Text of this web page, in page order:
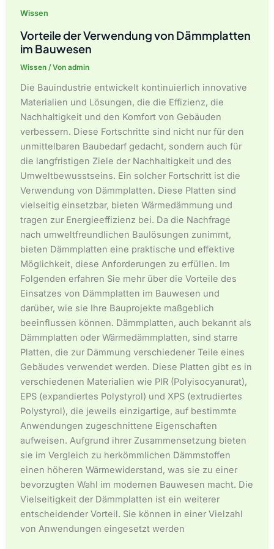
Wissen
Vorteile der Verwendung von Dämmplatten
im Bauwesen
Wissen / Vonadmin
Die Bauindustrie entwickelt kontinuierlich innovative
Materialien und Lösungen, die die Effizienz, die
Nachhaltigkeit und den Komfort von Gebäuden
verbessern. Diese Fortschritte sind nicht nur für den
unmittelbaren Baubedarf gedacht, sondern auch für
die langfristigen Ziele der Nachhaltigkeit und des
Umweltbewusstseins. Ein solcher Fortschritt ist die
Verwendung von Dämmplatten. Diese Platten sind
vielseitig einsetzbar, bieten Wärmedämmung und
tragen zur Energieeffizienz bei. Da die Nachfrage
nach umweltfreundlichen Baulösungen zunimmt,
bieten Dämmplatten eine praktische und effektive
Möglichkeit, diese Anforderungen zu erfüllen. Im
Folgenden erfahren Sie mehr über die Vorteile des
Einsatzes von Dämmplatten im Bauwesen und
darüber, wie sie Ihre Bauprojekte maßgeblich
beeinflussen können. Dämmplatten, auch bekannt als
Dämmplatten oder Wärmedämmplatten, sind starre
Platten, die zur Dämmung verschiedener Teile eines
Gebäudes verwendet werden. Diese Platten gibt es in
verschiedenen Materialien wie PIR (Polyisocyanurat),
EPS (expandiertes Polystyrol) und XPS (extrudiertes
Polystyrol), die jeweils einzigartige, auf bestimmte
Anwendungen zugeschnittene Eigenschaften
aufweisen. Aufgrund ihrer Zusammensetzung bieten
sie im Vergleich zu herkömmlichen Dämmstoffen
einen höheren Wärmewiderstand, was sie zu einer
bevorzugten Wahl im modernen Bauwesen macht. Die
Vielseitigkeit der Dämmplatten ist ein weiterer
entscheidender Vorteil. Sie können in einer Vielzahl
von Anwendungen eingesetzt werden